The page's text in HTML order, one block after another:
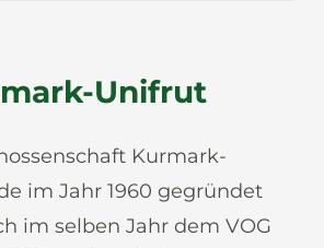
Unifrut
Kurmark-
im Jahr 1960 gegründet
im selben Jahr dem VOG